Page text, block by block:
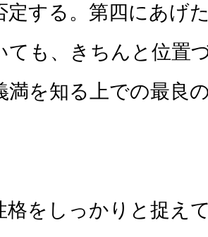
定する。第四にあげ
ても、きちんと位置
満を知る上での最良
格をしっかりと捉え